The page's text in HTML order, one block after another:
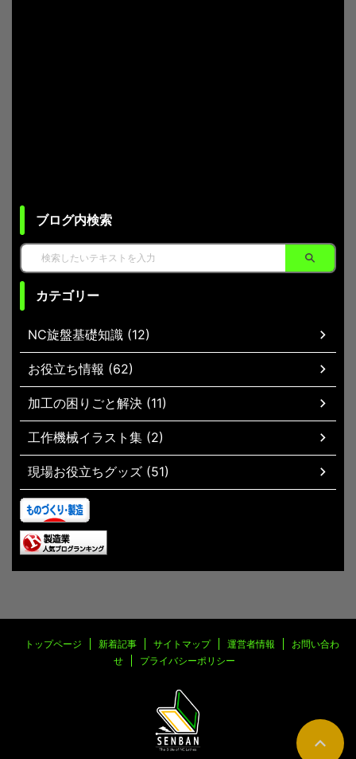
ブログ内検索
カテゴリー
NC旋盤基礎知識 (12)
お役立ち情報 (62)
加工の困りごと解決 (11)
工作機械イラスト集 (2)
現場お役立ちグッズ (51)
トップページ 新着記事 サイトマップ 運営者情報
お問い合わ
せ
プライバシーポリシー